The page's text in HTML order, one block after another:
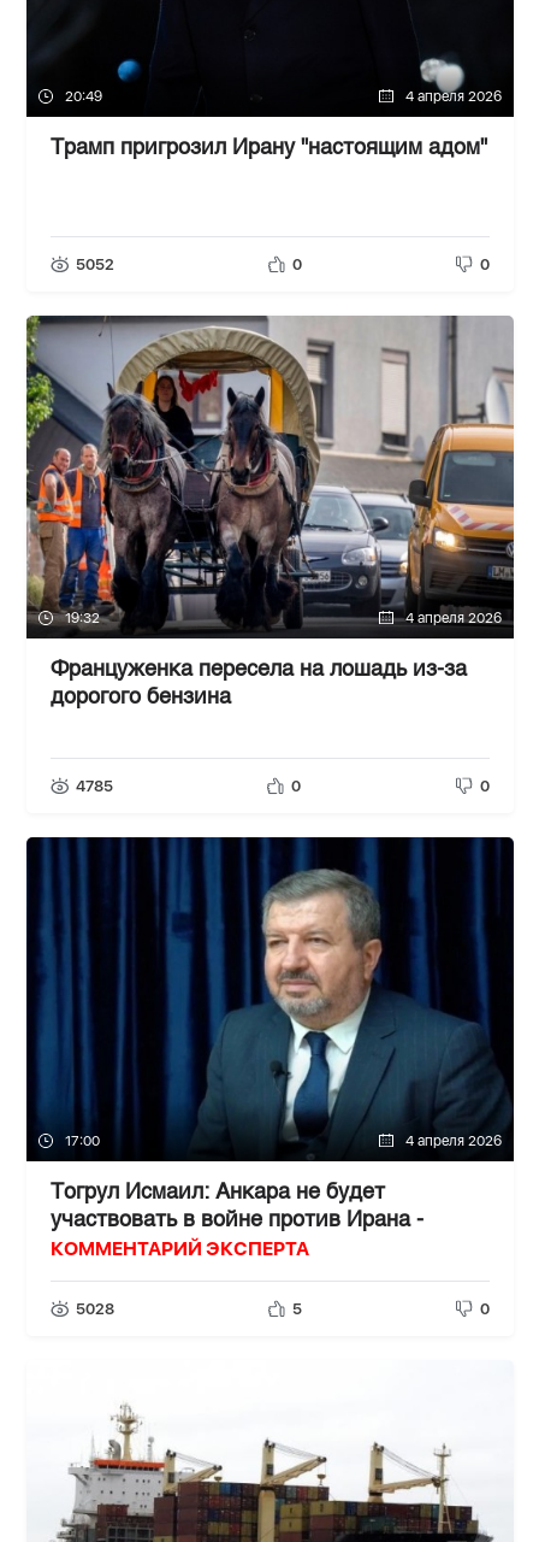
20:49 4 апреля 2026
Трамп пригрозил Ирану "настоящим адом"
5052 0 0
19:32 4 апреля 2026
Француженка пересела на лошадь из-за
дорогого бензина
4785 0 0
17:00 4 апреля 2026
Тогрул Исмаил: Анкара не будет
участвовать в войне против Ирана -
КОММЕНТАРИЙ ЭКСПЕРТА
5028 5 0